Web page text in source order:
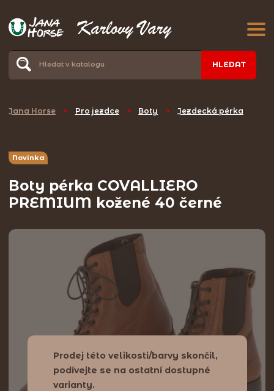
HLEDAT
Jana Horse > Pro jezdce > Boty > Jezdecká pérka
Novinka
Boty pérka COVALLIERO
PREMIUM kožené 40 černé
Prodej této velikosti/barvy skončil,
podívejte se na ostatní dostupné
varianty.